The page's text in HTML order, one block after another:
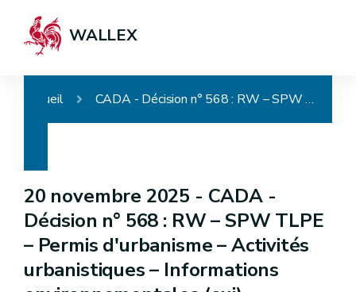
WALLEX
Accueil CADA - Décision n° 568 : RW – SPW TLPE – Permis d'urbanisme – Activités urbanistiques – Informations environnementales (oui) – Incompétence
20 novembre 2025 - CADA -
Décision n° 568 : RW – SPW TLPE
– Permis d'urbanisme – Activités
urbanistiques – Informations